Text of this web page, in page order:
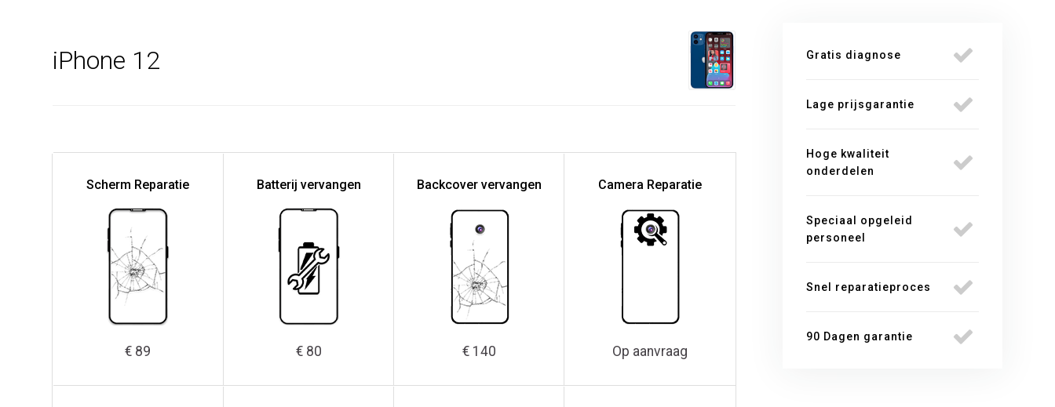
iPhone 12
Scherm Reparatie
€ 89
Batterij vervangen
€ 80
Backcover vervangen
€ 140
Camera Reparatie
Op aanvraag
Gratis diagnose
Lage prijsgarantie
Hoge kwaliteit
onderdelen
Speciaal opgeleid
personeel
Snel reparatieproces
90 Dagen garantie